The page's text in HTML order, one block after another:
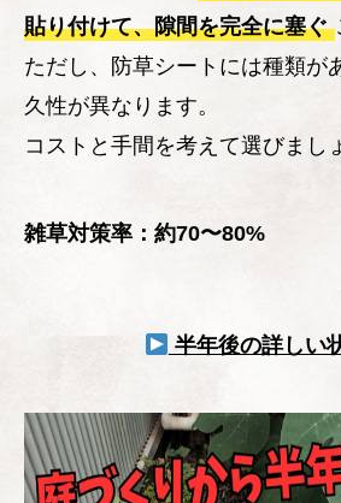
貼り付けて、隙間を完全に塞ぐ
ただし、防草シートには種類が
久性が異なります。
コストと手間を考えて選びまし
雑草対策率：約70〜80%
半年後の詳しい